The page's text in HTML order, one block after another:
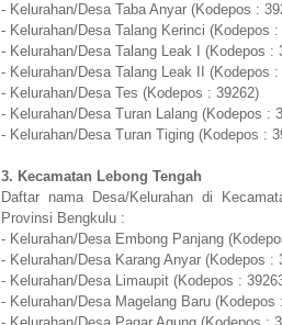
- Kelurahan/Desa Taba Anyar (Kodepos :
- Kelurahan/Desa Talang Kerinci (Kodepos :
- Kelurahan/Desa Talang Leak I (Kodepos :
- Kelurahan/Desa Talang Leak II (Kodepos :
- Kelurahan/Desa Tes (Kodepos : 39262)
- Kelurahan/Desa Turan Lalang (Kodepos :
- Kelurahan/Desa Turan Tiging (Kodepos :
3. Kecamatan Lebong Tengah
Daftar nama Desa/Kelurahan di
Provinsi Bengkulu :
- Kelurahan/Desa Embong Panjang
- Kelurahan/Desa Karang Anyar (Kodepos :
- Kelurahan/Desa Limaupit (Kodepos :
- Kelurahan/Desa Magelang Baru (Kodepos